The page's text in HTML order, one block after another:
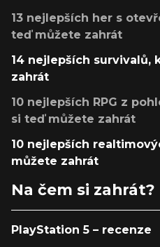
13 nejlepších her s
teď můžete zahrát
14 nejlepších survivalů,
zahrát
10 nejlepších RPG z
si teď můžete zahrát
10 nejlepších
můžete zahrát
Na čem si zahrát?
PlayStation 5 – recenze